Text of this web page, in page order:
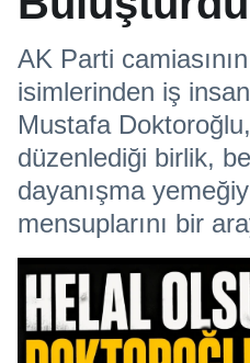
AK Parti
isimlerinden iş
Mustafa
düzenlediği birlik,
dayanışma
mensuplarını bir